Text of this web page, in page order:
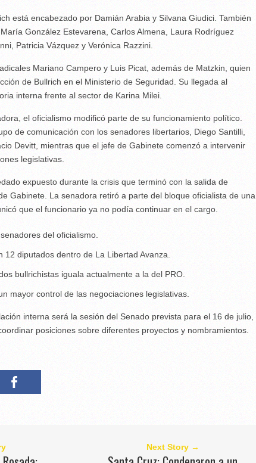
está encabezado por Damián Arabia y Silvana Giudici. También
González Estevarena, Carlos Almena, Laura Rodríguez
Patricia Vázquez y Verónica Razzini.
Mariano Campero y Luis Picat, además de Matzkin, quien
de Bullrich en el Ministerio de Seguridad. Su llegada al
interna frente al sector de Karina Milei.
el oficialismo modificó parte de su funcionamiento político.
de comunicación con los senadores libertarios, Diego Santilli,
Devitt, mientras que el jefe de Gabinete comenzó a intervenir
legislativas.
expuesto durante la crisis que terminó con la salida de
Gabinete. La senadora retiró a parte del bloque oficialista de una
que el funcionario ya no podía continuar en el cargo.
del oficialismo.
12 diputados dentro de La Libertad Avanza.
bullrichistas iguala actualmente a la del PRO.
mayor control de las negociaciones legislativas.
interna será la sesión del Senado prevista para el 16 de julio,
posiciones sobre diferentes proyectos y nombramientos.
Next Story →